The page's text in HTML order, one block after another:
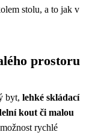
stolu, a to jak v
prostoru
byt, lehké skládací
kout či malou
rychlé